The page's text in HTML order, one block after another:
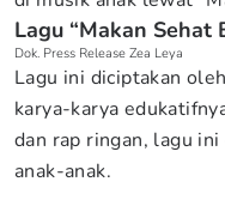
Lagu “Makan Sehat
Dok. Press Release Zea Leya
Lagu ini diciptakan
karya-karya
dan rap ringan, lagu
anak-anak.